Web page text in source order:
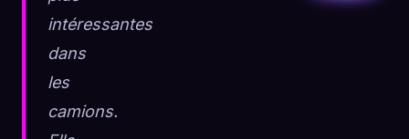
intéressantes
dans
les
camions.